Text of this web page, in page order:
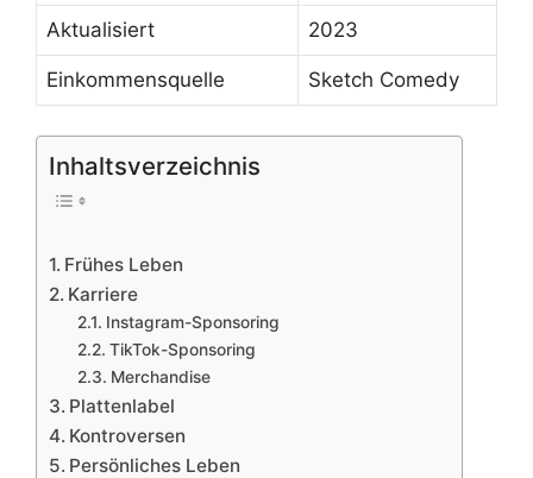
Aktualisiert 2023
Einkommensquelle Sketch Comedy
Inhaltsverzeichnis
Frühes Leben
Karriere
Instagram-Sponsoring
TikTok-Sponsoring
Merchandise
Plattenlabel
Kontroversen
Persönliches Leben